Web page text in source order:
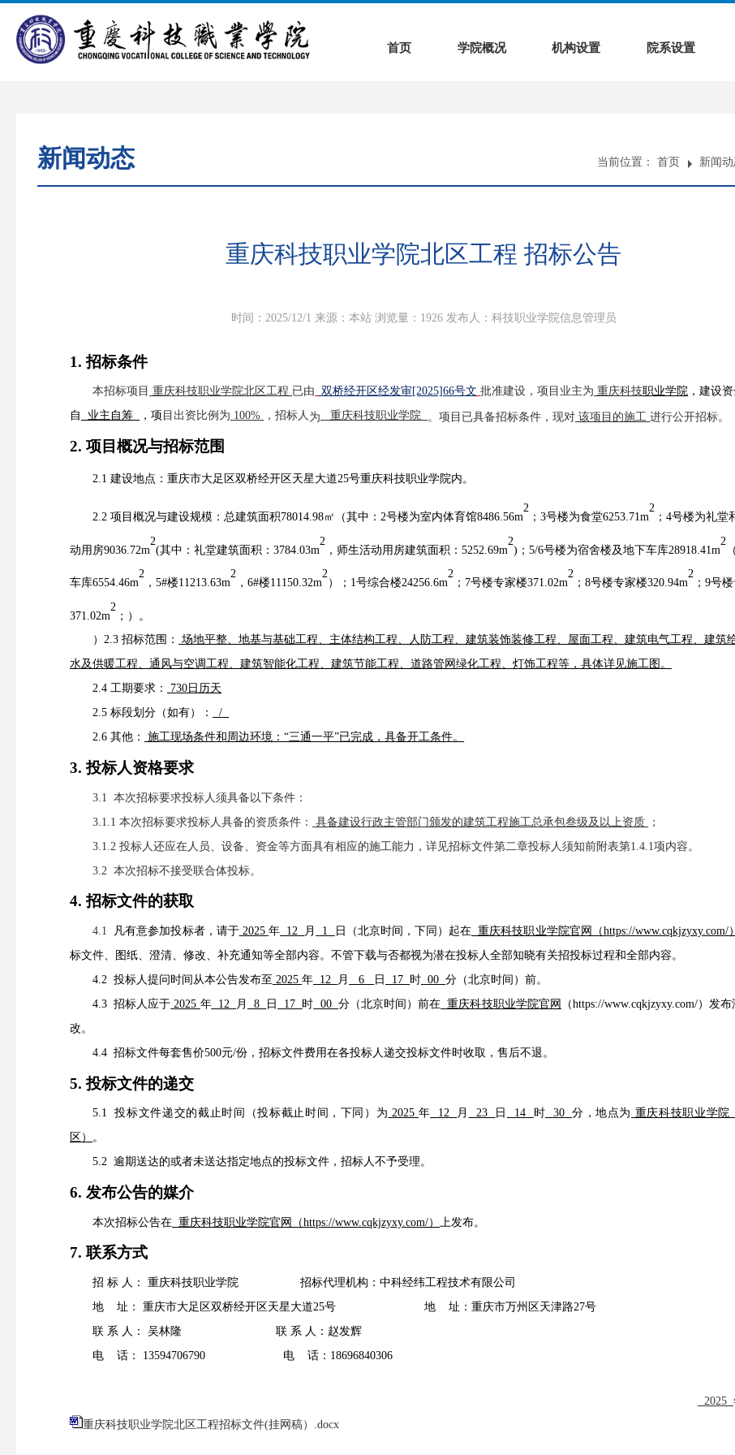
首页 学院概况 机构设置 院系设置
新闻动态 当前位置： 首页 新闻
重庆科技职业学院北区工程 招标公告
时间：2025/12/1 来源：本站 浏览量： 1926 发布人：科技职业学院信息管理员
1. 招标条件
本招标项目 重庆科技职业学院北区工程 已由 双桥经开区经发审[2025]66号文 批准建设，项目业主为 重庆科技职业学院 ，建设
自
业主自筹 ，项 目出资比例为 100% ，招标人 为 重庆科技职业学院 。项目已具备招标条件，现对 该项目的施工 进行公开招标。
2. 项目概况与招标范围
2.1 建设地点：重庆市大足区双桥经开区天星大道25号重庆科技职业学院内。
2.2 项目概况与建设规模：总建筑面积78014.98㎡ （其中： 2号楼为室内体育馆8486.56m
2
；3号楼为食堂6253.71m
2
；4号楼为礼堂
动用房9036.72m
2
(其中：礼堂建筑面积：3784.03m
2
，师生活动用房建筑面积：5252.69m
2
) ；5/6号楼为宿舍楼及地下车库28918.41m
2
车库6554.46m
2
，5#楼11213.63m
2
，6#楼11150.32m
2
） ； 1号综合楼24256.6m
2
； 7号楼专家楼371.02m
2
；8号楼专家楼320.94m
2
；9号
371.02m
2
；）
。
）2.3 招标范围： 场地平整、地基与基础工程、主体结构工程、 人防工程、建筑装饰装修工程、屋面工程、建筑电气工程、建筑
水及供暖工程、通风与空调工程、建筑智能化工程、建筑节能工程、道路管网绿化工程、灯饰工程等，具体详见施工图。
2.4 工期要求：
730日历天
2.5 标段划分（如有）：
/
2.6 其他： 施工现场条件和周边环境：“三通一平”已完成，具备开工条件。
3. 投标人资格要求
3.1 本次招标要求投标人须具备 以下条件：
3.1.1 本次招标要求投标人具备的资质条件：
具备建设行政主管部门颁发的建筑工程施工总承包叁级及以上资质
；
3.1. 2 投标人还应在人员、设备、资金等方面具有相应的施工能力，详见招标文件第二章投标人须知前附表第1.4.1项内容。
3.2 本次招标不接受联合体投标。
4. 招标文件的获取
4.1 凡有意参加投标者，请于 2025 年 12 月 1 日（北京时间，下同）起在 重庆科技职业学院官网 （https://www.cqkjzyxy.com/）
标文件、
图纸、澄清、修改、补充通知等全部内容。不管下载与否都视为潜在投标人全部知晓有关招投标过程和全部内容。
4.2 投标人提问时间从本公告发布至 2025 年 12 月 6 日 17 时 00 分 （北京时间）前。
4.3 招标人应于 2025 年 12 月 8 日 17 时 00 分（北京时间）前在 重庆科技职业学院官网 （https://www.cqkjzyxy.com/）发
改。
4.4招标文件每套售价500元/份，招标文件费用在各投标人递交投标文件时收取，售后不退。
5. 投标文件的递交
5.1 投标文件递交的截止时间（投标截止时间，下同）为 2025 年 12 月 23 日 14 时 30 分 ，地点为 重庆科技职业学院
区） 。
5.2 逾期送达的或者未送达指定地点的投标文件，招标人不予受理。
6. 发布公告的媒介
本次招标公告在 重庆科技职业学院官网 （https://www.cqkjzyxy.com/） 上发布。
7.联系方式
招 标 人： 重庆科技职业学院 招标代理机构：中科经纬工程技术有限公司
地
址： 重庆市大足区双桥经开区天星大道25号 地 址：重庆市万州区天津路27号
联 系 人： 吴林隆 联 系 人： 赵发辉
电
话： 13594706790 电 话： 18696840306
2025
重庆科技职业学院北区工程招标文件(挂网稿）.docx